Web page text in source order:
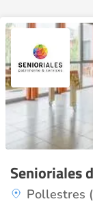
Senioriales
Pollestres